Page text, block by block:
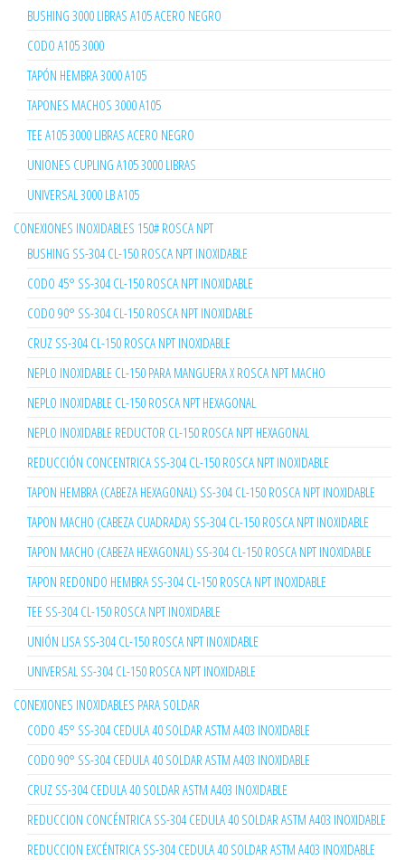
BUSHING 3000 LIBRAS A105 ACERO NEGRO
CODO A105 3000
TAPÓN HEMBRA 3000 A105
TAPONES MACHOS 3000 A105
TEE A105 3000 LIBRAS ACERO NEGRO
UNIONES CUPLING A105 3000 LIBRAS
UNIVERSAL 3000 LB A105
CONEXIONES INOXIDABLES 150# ROSCA NPT
BUSHING SS-304 CL-150 ROSCA NPT INOXIDABLE
CODO 45° SS-304 CL-150 ROSCA NPT INOXIDABLE
CODO 90° SS-304 CL-150 ROSCA NPT INOXIDABLE
CRUZ SS-304 CL-150 ROSCA NPT INOXIDABLE
NEPLO INOXIDABLE CL-150 PARA MANGUERA X ROSCA NPT MACHO
NEPLO INOXIDABLE CL-150 ROSCA NPT HEXAGONAL
NEPLO INOXIDABLE REDUCTOR CL-150 ROSCA NPT HEXAGONAL
REDUCCIÓN CONCENTRICA SS-304 CL-150 ROSCA NPT INOXIDABLE
TAPON HEMBRA (CABEZA HEXAGONAL) SS-304 CL-150 ROSCA NPT INOXIDABLE
TAPON MACHO (CABEZA CUADRADA) SS-304 CL-150 ROSCA NPT INOXIDABLE
TAPON MACHO (CABEZA HEXAGONAL) SS-304 CL-150 ROSCA NPT INOXIDABLE
TAPON REDONDO HEMBRA SS-304 CL-150 ROSCA NPT INOXIDABLE
TEE SS-304 CL-150 ROSCA NPT INOXIDABLE
UNIÓN LISA SS-304 CL-150 ROSCA NPT INOXIDABLE
UNIVERSAL SS-304 CL-150 ROSCA NPT INOXIDABLE
CONEXIONES INOXIDABLES PARA SOLDAR
CODO 45° SS-304 CEDULA 40 SOLDAR ASTM A403 INOXIDABLE
CODO 90° SS-304 CEDULA 40 SOLDAR ASTM A403 INOXIDABLE
CRUZ SS-304 CEDULA 40 SOLDAR ASTM A403 INOXIDABLE
REDUCCION CONCÉNTRICA SS-304 CEDULA 40 SOLDAR ASTM A403 INOXIDABLE
REDUCCION EXCÉNTRICA SS-304 CEDULA 40 SOLDAR ASTM A403 INOXIDABLE